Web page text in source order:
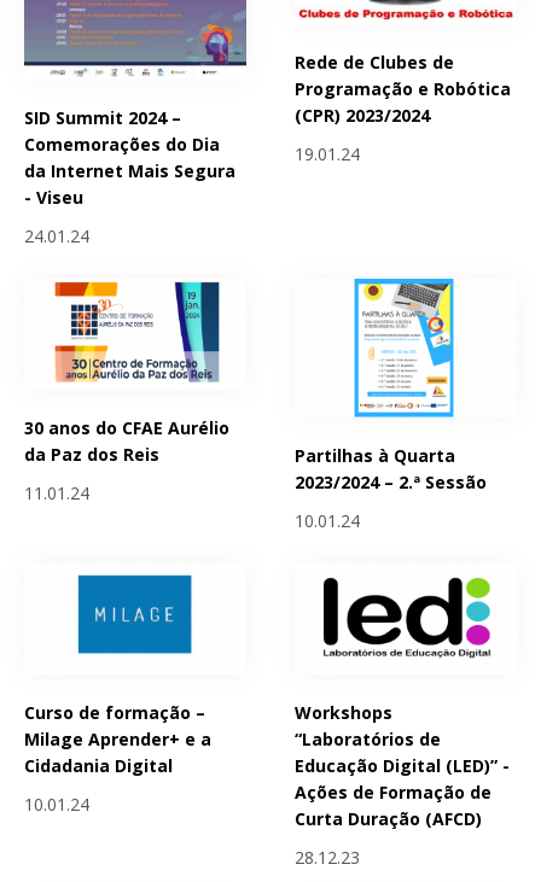
SID Summit 2024 –
Comemorações do Dia
da Internet Mais Segura
- Viseu
24.01.24
Rede de Clubes de
Programação e Robótica
(CPR) 2023/2024
19.01.24
30 anos do CFAE Aurélio
da Paz dos Reis
11.01.24
Partilhas à Quarta
2023/2024 – 2.ª Sessão
10.01.24
Curso de formação –
Milage Aprender+ e a
Cidadania Digital
10.01.24
Workshops
“Laboratórios de
Educação Digital (LED)” -
Ações de Formação de
Curta Duração (AFCD)
28.12.23